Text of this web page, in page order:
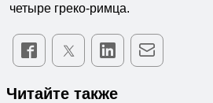
четыре греко-римца.
Читайте также